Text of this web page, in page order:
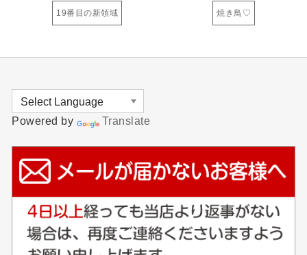
19番目の新領域 焼き鳥♡
Powered by Translate